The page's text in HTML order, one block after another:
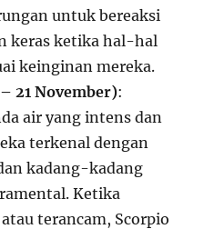
untuk bereaksi
keras ketika hal-hal
keinginan mereka.
21 November):
air yang intens dan
terkenal dengan
kadang-kadang
Ketika
terancam, Scorpio